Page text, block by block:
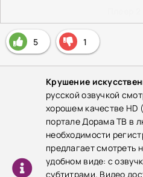
5 1
Крушение
русской озвучкой
хорошем качестве
портале Дорама ТВ в
необходимости
предлагает смотреть
удобном виде: с
субтитрами. Видео